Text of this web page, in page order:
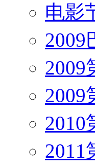
电影
2009
2009
2009
2010
2011